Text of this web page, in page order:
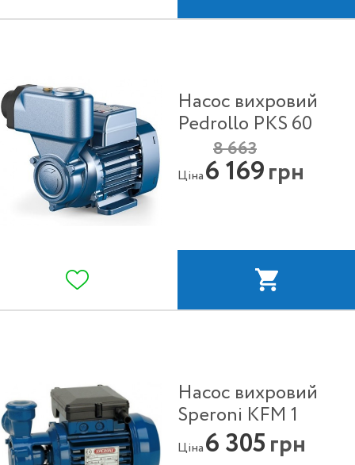
Насос вихровий
Pedrollo PKS 60
Ціна
8 663
6 169грн
Насос вихровий
Speroni KFM 1
Ціна6 305грн